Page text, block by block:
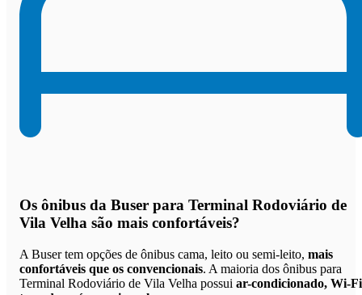
Os ônibus da Buser para Terminal Rodoviário de
Vila Velha são mais confortáveis?
A Buser tem opções de ônibus cama, leito ou semi-leito, mais
confortáveis que os convencionais. A maioria dos ônibus para
Terminal Rodoviário de Vila Velha possui ar-condicionado, Wi-